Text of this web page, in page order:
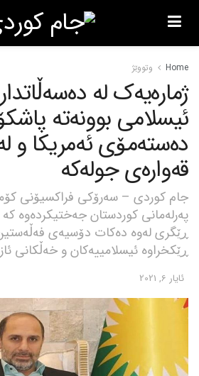
Home وتووێژ
ژمارەیەک لە
ئیسلامی بوونەتە
دەستەمۆی ئەمریکا و
قەوارەی جولەکە
جام کوردی – سەرۆکی فراکسیۆنی
پەرلەمانی کوردستان جەختیکردەوە
ڕێگری لەوە دەکات دۆسیەی
ڕێکخراوە ئیسلامییەکان و خەڵکانی
ئایار 6, 2021